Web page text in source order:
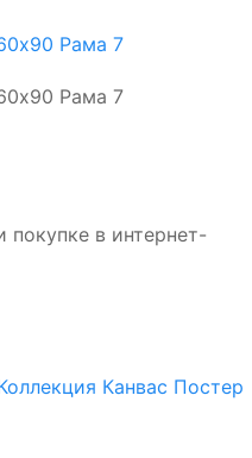
Рама 7
Рама 7
покупке в интернет-